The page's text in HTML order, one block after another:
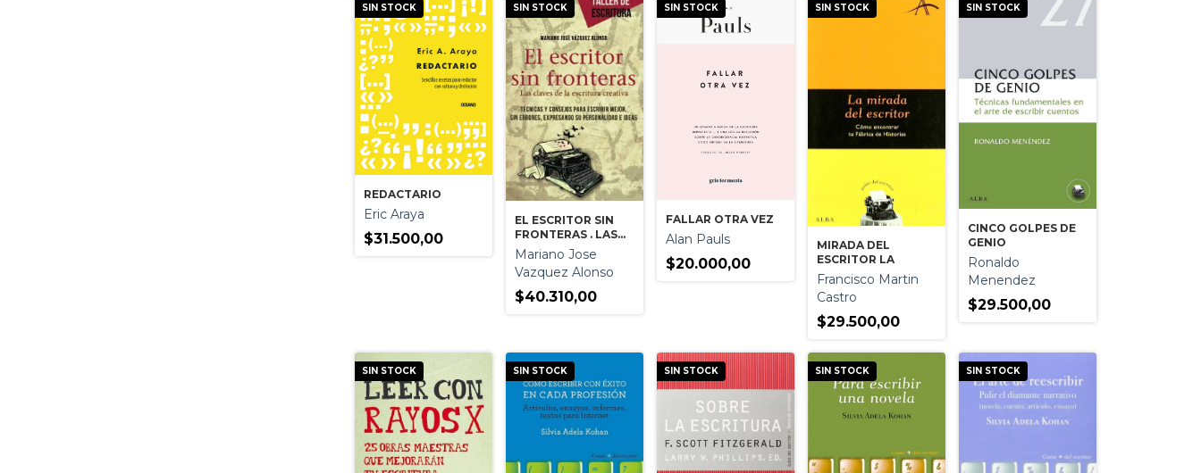
SIN STOCK
REDACTARIO
Eric Araya
$31.500,00
SIN STOCK
EL ESCRITOR SIN
FRONTERAS . LAS
CLAVES DE LA
ESCRITURA
CREATIVA
Mariano Jose
Vazquez Alonso
$40.310,00
SIN STOCK
FALLAR OTRA VEZ
Alan Pauls
$20.000,00
SIN STOCK
MIRADA DEL
ESCRITOR LA
Francisco Martin
Castro
$29.500,00
SIN STOCK
CINCO GOLPES DE
GENIO
Ronaldo
Menendez
$29.500,00
SIN STOCK SIN STOCK SIN STOCK SIN STOCK SIN STOCK